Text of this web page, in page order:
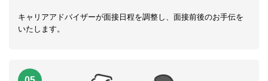
キャリアアドバイザーが面接日程を調整し、面接前後のお手伝を
いたします。